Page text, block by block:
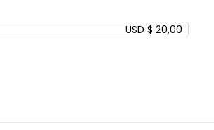
USD $ 20,00